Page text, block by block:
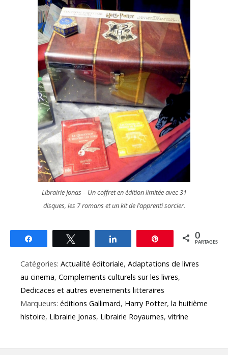
Librairie Jonas – Un coffret en édition limitée avec 31
disques, les 7 romans et un kit de l’apprenti sorcier.
Épingle 0
PARTAGES
Catégories: Actualité éditoriale, Adaptations de livres
au cinema, Complements culturels sur les livres,
Dedicaces et autres evenements litteraires
Marqueurs: éditions Gallimard, Harry Potter, la huitième
histoire, Librairie Jonas, Librairie Royaumes, vitrine